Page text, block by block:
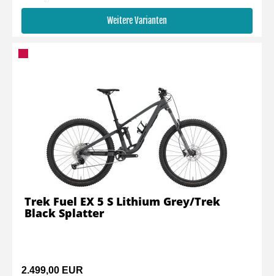
Weitere Varianten
2.499,00 EUR
Trek Fuel EX 5 S Lithium Grey/Trek
Black Splatter